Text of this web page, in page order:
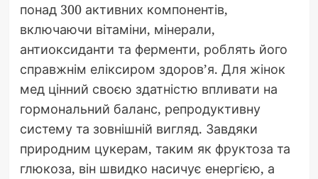
понад 300 активних компонентів,
включаючи вітаміни, мінерали,
антиоксиданти та ферменти, роблять його
справжнім еліксиром здоров’я. Для жінок
мед цінний своєю здатністю впливати на
гормональний баланс, репродуктивну
систему та зовнішній вигляд. Завдяки
природним цукерам, таким як фруктоза та
глюкоза, він швидко насичує енергією, а